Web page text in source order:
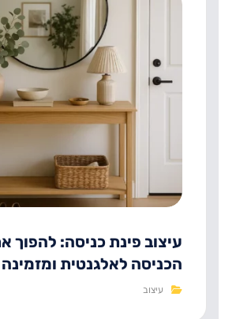
עיצוב פינת כניסה: להפוך
הכניסה לאלגנטית ומזמינה
עיצוב